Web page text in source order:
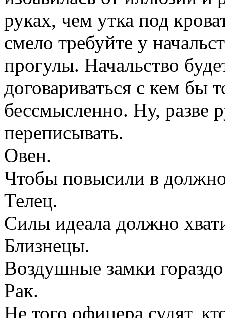
руках, чем утка под
смело требуйте у
прогулы. Начальство
договариваться с кем
бессмысленно. Ну, разве
переписывать.
Овен.
Чтобы повысили в
Телец.
Силы идеала должно
Близнецы.
Воздушные замки
Рак.
Не того офицера судят,